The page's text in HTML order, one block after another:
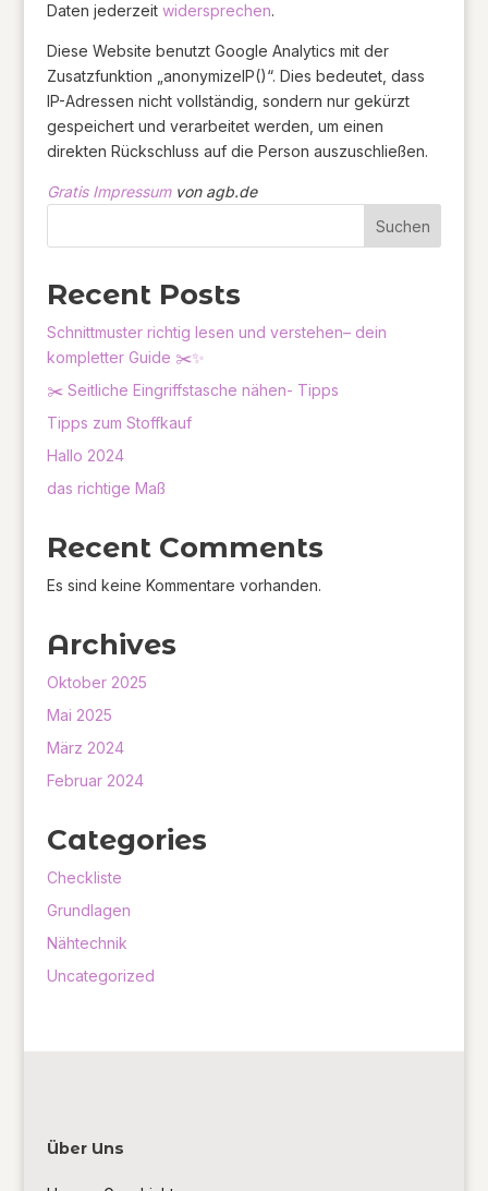
Daten jederzeit widersprechen.
Diese Website benutzt Google Analytics mit der
Zusatzfunktion „anonymizeIP()“. Dies bedeutet, dass
IP-Adressen nicht vollständig, sondern nur gekürzt
gespeichert und verarbeitet werden, um einen
direkten Rückschluss auf die Person auszuschließen.
Gratis Impressumvon agb.de
Suchen
Recent Posts
Schnittmuster richtig lesen und verstehen– dein
kompletter Guide ✂️✨
✂️ Seitliche Eingriffstasche nähen- Tipps
Tipps zum Stoffkauf
Hallo 2024
das richtige Maß
Recent Comments
Es sind keine Kommentare vorhanden.
Archives
Oktober 2025
Mai 2025
März 2024
Februar 2024
Categories
Checkliste
Grundlagen
Nähtechnik
Uncategorized
Über Uns